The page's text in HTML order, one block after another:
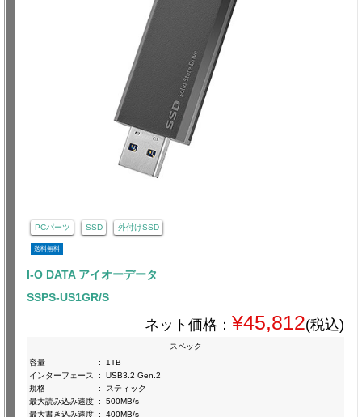
PCパーツ SSD 外付けSSD
送料無料
I-O DATA アイオーデータ
SSPS-US1GR/S
ネット価格： ¥45,812(税込)
スペック
容量
:
1TB
インターフェース
:
USB3.2 Gen.2
規格
:
スティック
最大読み込み速度 :
500MB/s
最大書き込み速度 : 400MB/s